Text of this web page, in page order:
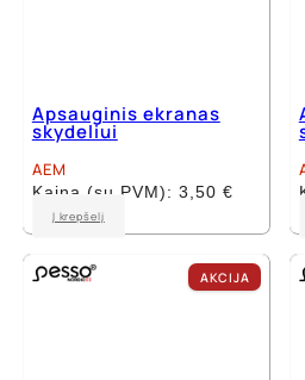
Apsauginis ekranas
skydeliui
AEM
Kaina (su PVM): 3,50 €
Į krepšelį
AKCIJA